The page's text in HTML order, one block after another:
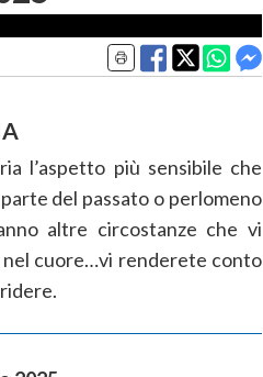
l’aspetto più sensibile che
del passato o perlomeno
altre circostanze che vi
nel cuore…vi renderete conto